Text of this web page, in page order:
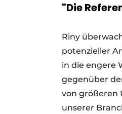
"Die
Riny
potenzieller
in die engere
gegenüber
von größeren
unserer